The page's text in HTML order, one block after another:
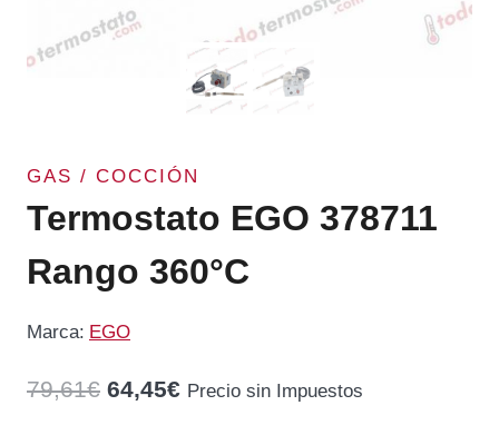
GAS / COCCIÓN
Termostato EGO 378711
Rango 360°C
Marca: EGO
79,61€ El
64,45€ElPrecio sin Impuestos